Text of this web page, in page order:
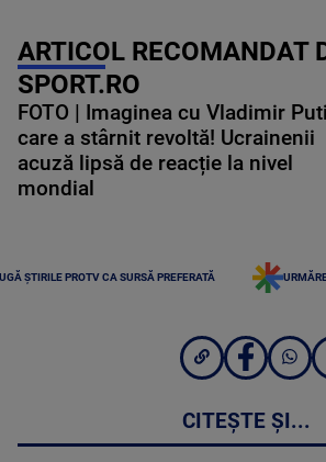
ARTICOL RECOMANDAT
SPORT.RO
FOTO | Imaginea cu Vladimir
care a stârnit revoltă! Ucrainenii
acuză lipsă de reacție la nivel
mondial
ȘTIRILE PROTV CA SURSĂ PREFERATĂ
CITEȘTE ȘI...